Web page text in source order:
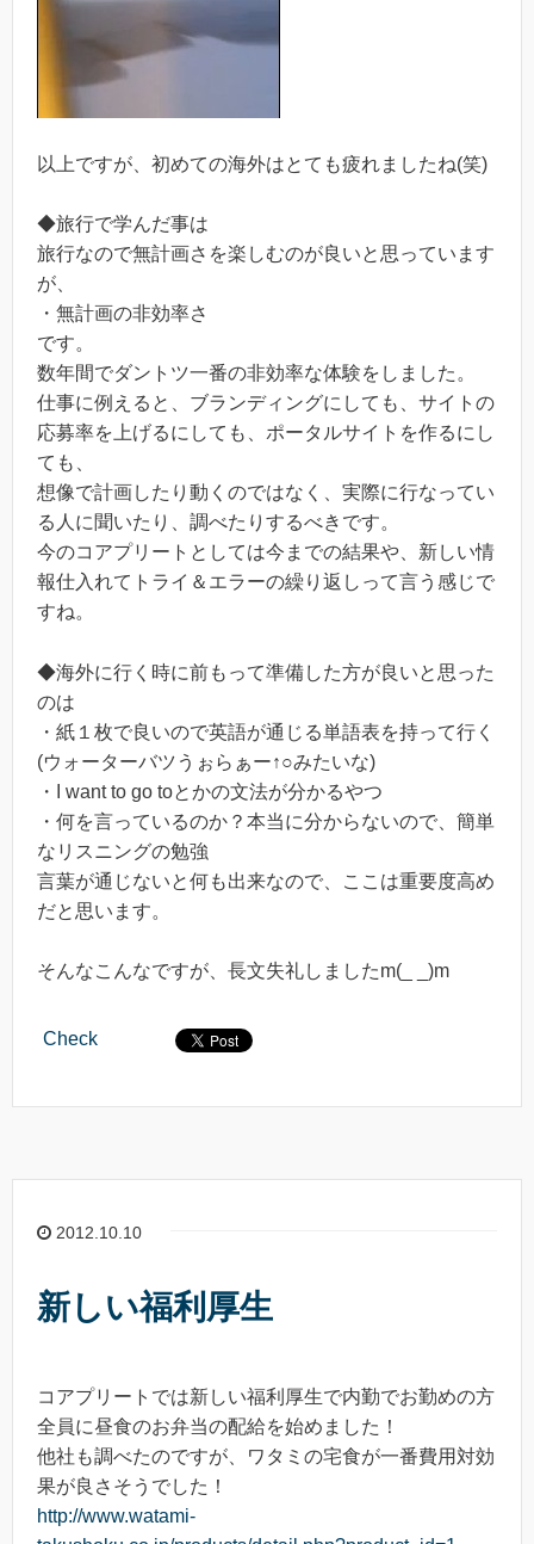
以上ですが、初めての海外はとても疲れましたね(笑)
◆旅行で学んだ事は
旅行なので無計画さを楽しむのが良いと思っています
が、
・無計画の非効率さ
です。
数年間でダントツ一番の非効率な体験をしました。
仕事に例えると、ブランディングにしても、サイトの
応募率を上げるにしても、ポータルサイトを作るにし
ても、
想像で計画したり動くのではなく、実際に行なってい
る人に聞いたり、調べたりするべきです。
今のコアプリートとしては今までの結果や、新しい情
報仕入れてトライ＆エラーの繰り返しって言う感じで
すね。
◆海外に行く時に前もって準備した方が良いと思った
のは
・紙１枚で良いので英語が通じる単語表を持って行く
(ウォーターバツうぉらぁー↑○みたいな)
・I want to go toとかの文法が分かるやつ
・何を言っているのか？本当に分からないので、簡単
なリスニングの勉強
言葉が通じないと何も出来なので、ここは重要度高め
だと思います。
そんなこんなですが、長文失礼しましたm(_ _)m
Check
2012.10.10
新しい福利厚生
コアプリートでは新しい福利厚生で内勤でお勤めの方
全員に昼食のお弁当の配給を始めました！
他社も調べたのですが、ワタミの宅食が一番費用対効
果が良さそうでした！
http://www.watami-